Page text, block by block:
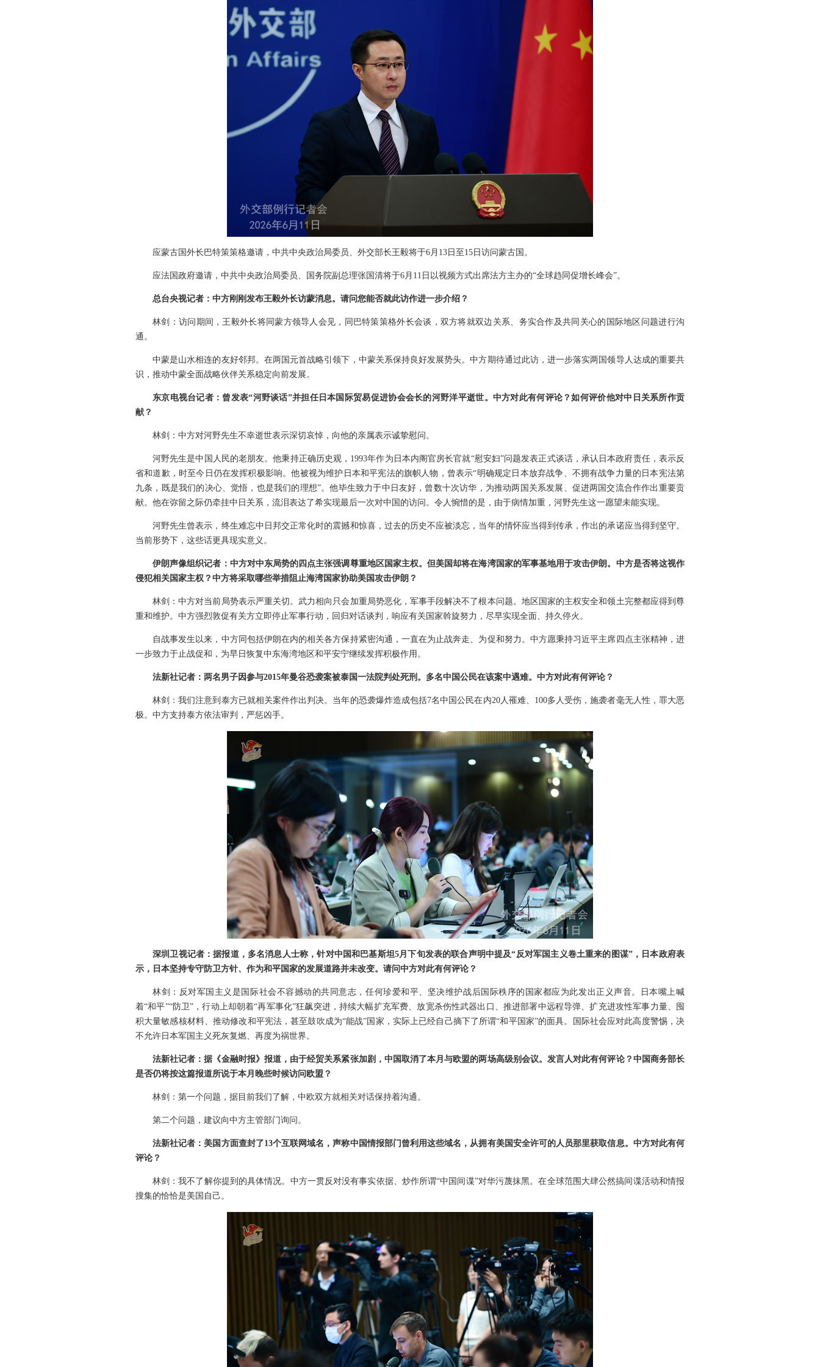
应蒙古国外长巴特策策格邀请，中共中央政治局委员、外交部长王毅将于6月13日至15日访问蒙古国。
应法国政府邀请，中共中央政治局委员、国务院副总理张国清将于6月11日以视频方式出席法方主办的“全球趋同促增长峰会”。
总台央视记者：中方刚刚发布王毅外长访蒙消息。请问您能否就此访作进一步介绍？
林剑：访问期间，王毅外长将同蒙方领导人会见，同巴特策策格外长会谈，双方将就双边关系、务实合作及共同关心的国际地区问题进行沟
通。
中蒙是山水相连的友好邻邦。在两国元首战略引领下，中蒙关系保持良好发展势头。中方期待通过此访，进一步落实两国领导人达成的重要共
识，推动中蒙全面战略伙伴关系稳定向前发展。
东京电视台记者：曾发表“河野谈话”并担任日本国际贸易促进协会会长的河野洋平逝世。中方对此有何评论？如何评价他对中日关系所作贡
献？
林剑：中方对河野先生不幸逝世表示深切哀悼，向他的亲属表示诚挚慰问。
河野先生是中国人民的老朋友。他秉持正确历史观，1993年作为日本内阁官房长官就“慰安妇”问题发表正式谈话，承认日本政府责任，表示反
省和道歉，时至今日仍在发挥积极影响。他被视为维护日本和平宪法的旗帜人物，曾表示“明确规定日本放弃战争、不拥有战争力量的日本宪法第
九条，既是我们的决心、觉悟，也是我们的理想”。他毕生致力于中日友好，曾数十次访华，为推动两国关系发展、促进两国交流合作作出重要贡
献。他在弥留之际仍牵挂中日关系，流泪表达了希实现最后一次对中国的访问。令人惋惜的是，由于病情加重，河野先生这一愿望未能实现。
河野先生曾表示，终生难忘中日邦交正常化时的震撼和惊喜，过去的历史不应被淡忘，当年的情怀应当得到传承，作出的承诺应当得到坚守。
当前形势下，这些话更具现实意义。
伊朗声像组织记者：中方对中东局势的四点主张强调尊重地区国家主权。但美国却将在海湾国家的军事基地用于攻击伊朗。中方是否将这视作
侵犯相关国家主权？中方将采取哪些举措阻止海湾国家协助美国攻击伊朗？
林剑：中方对当前局势表示严重关切。武力相向只会加重局势恶化，军事手段解决不了根本问题。地区国家的主权安全和领土完整都应得到尊
重和维护。中方强烈敦促有关方立即停止军事行动，回归对话谈判，响应有关国家斡旋努力，尽早实现全面、持久停火。
自战事发生以来，中方同包括伊朗在内的相关各方保持紧密沟通，一直在为止战奔走、为促和努力。中方愿秉持习近平主席四点主张精神，进
一步致力于止战促和，为早日恢复中东海湾地区和平安宁继续发挥积极作用。
法新社记者：两名男子因参与2015年曼谷恐袭案被泰国一法院判处死刑。多名中国公民在该案中遇难。中方对此有何评论？
林剑：我们注意到泰方已就相关案件作出判决。当年的恐袭爆炸造成包括7名中国公民在内20人罹难、100多人受伤，施袭者毫无人性，罪大恶
极。中方支持泰方依法审判，严惩凶手。
深圳卫视记者：据报道，多名消息人士称，针对中国和巴基斯坦5月下旬发表的联合声明中提及“反对军国主义卷土重来的图谋”，日本政府表
示，日本坚持专守防卫方针、作为和平国家的发展道路并未改变。请问中方对此有何评论？
林剑：反对军国主义是国际社会不容撼动的共同意志，任何珍爱和平、坚决维护战后国际秩序的国家都应为此发出正义声音。日本嘴上喊
着“和平”“防卫”，行动上却朝着“再军事化”狂飙突进，持续大幅扩充军费、放宽杀伤性武器出口、推进部署中远程导弹、扩充进攻性军事力量、囤
积大量敏感核材料、推动修改和平宪法，甚至鼓吹成为“能战”国家，实际上已经自己摘下了所谓“和平国家”的面具。国际社会应对此高度警惕，决
不允许日本军国主义死灰复燃、再度为祸世界。
法新社记者：据《金融时报》报道，由于经贸关系紧张加剧，中国取消了本月与欧盟的两场高级别会议。发言人对此有何评论？中国商务部长
是否仍将按这篇报道所说于本月晚些时候访问欧盟？
林剑：第一个问题，据目前我们了解，中欧双方就相关对话保持着沟通。
第二个问题，建议向中方主管部门询问。
法新社记者：美国方面查封了13个互联网域名，声称中国情报部门曾利用这些域名，从拥有美国安全许可的人员那里获取信息。中方对此有何
评论？
林剑：我不了解你提到的具体情况。中方一贯反对没有事实依据、炒作所谓“中国间谍”对华污蔑抹黑。在全球范围大肆公然搞间谍活动和情报
搜集的恰恰是美国自己。